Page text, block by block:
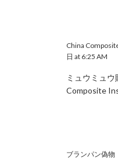
China
日 at 6:25 AM
ミュウミュウ
Composite
ブランパン偽物